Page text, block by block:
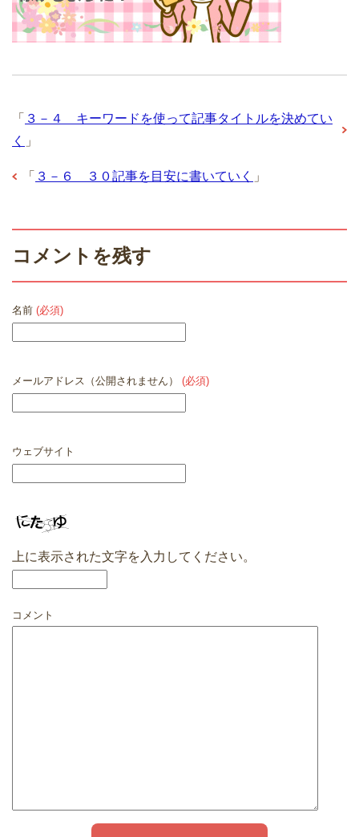
「 ３－４ キーワードを使って記事タイトルを決めてい
く
」
「 ３－６ ３０記事を目安に書いていく 」
コメントを残す
名前 (必須)
メールアドレス（公開されません） (必須)
ウェブサイト
上に表示された文字を入力してください。
コメント